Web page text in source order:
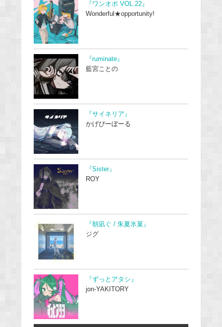
『ワンオポ VOL.22』
Wonderful★opportunity!
『ruminate』
藍宮ことの
『サイネリア』
かげぴーぼーる
『Sister』
ROY
『朝凪ぐ / 朱夏氷菓』
ジグ
『ずっとアタシ』
jon-YAKITORY